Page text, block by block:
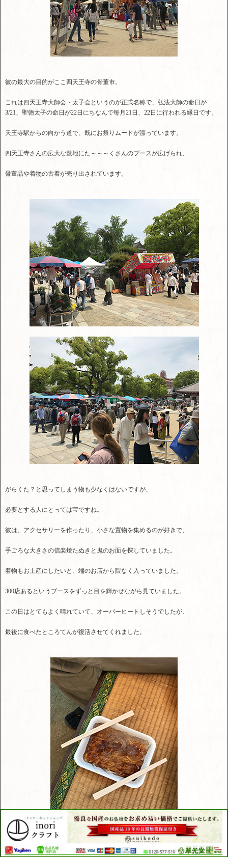
彼の最大の目的がここ四天王寺の骨董市。
これは四天王寺大師会・太子会というのが正式名称で、弘法大師の命日が
3/21、聖徳太子の命日が22日にちなんで毎月21日、22日に行われる縁日です。
天王寺駅からの向かう道で、既にお祭りムードが漂っています。
四天王寺さんの広大な敷地にた～～～くさんのブースが広げられ、
骨董品や着物の古着が売り出されています。
がらくた？と思ってしまう物も少なくはないですが、
必要とする人にとっては宝ですね。
彼は、アクセサリーを作ったり、小さな置物を集めるのが好きで、
手ごろな大きさの信楽焼たぬきと鬼のお面を探していました。
着物もお土産にしたいと、端のお店から隈なく入っていました。
300店あるというブースをずっと目を輝かせながら見ていました。
この日はとてもよく晴れていて、オーバーヒートしそうでしたが、
最後に食べたところてんが復活させてくれました。